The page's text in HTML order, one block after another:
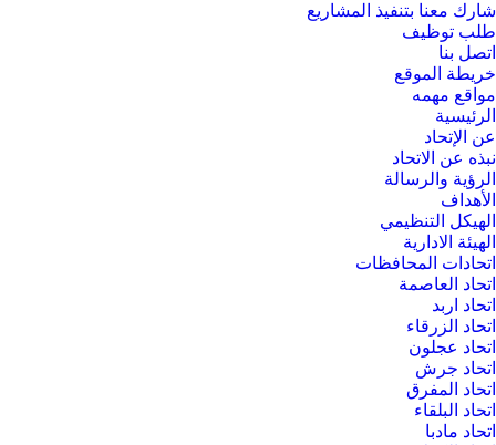
شارك معنا بتنفيذ المشاريع
طلب توظيف
اتصل بنا
خريطة الموقع
مواقع مهمه
الرئيسية
عن الإتحاد
نبذه عن الاتحاد
الرؤية والرسالة
الأهداف
الهيكل التنظيمي
الهيئة الادارية
اتحادات المحافظات
اتحاد العاصمة
اتحاد اربد
اتحاد الزرقاء
اتحاد عجلون
اتحاد جرش
اتحاد المفرق
اتحاد البلقاء
اتحاد مادبا